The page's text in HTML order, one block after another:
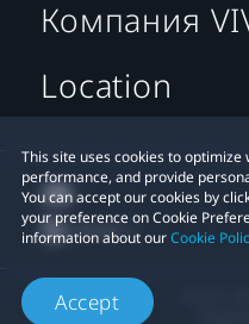
This site uses cookies to
performance, and provide
You can accept our cookies by
your preference on Cookie
information about ourCookie
Accept
Компания
Location